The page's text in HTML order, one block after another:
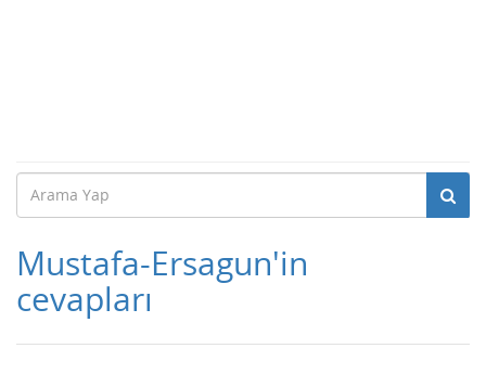
Mustafa-Ersagun'in
cevapları